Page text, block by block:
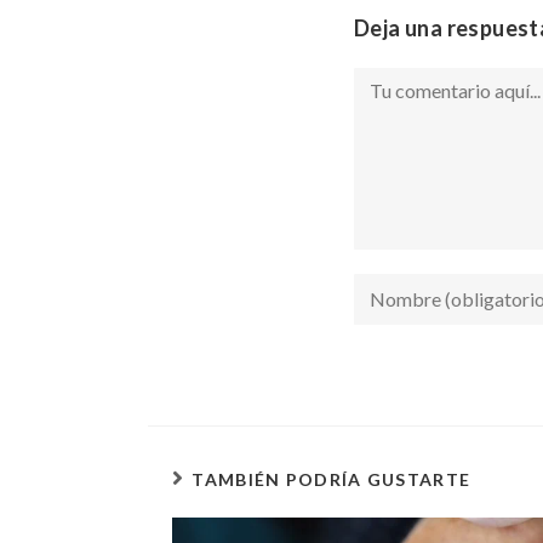
Deja una
TAMBIÉN PODRÍA GUSTARTE